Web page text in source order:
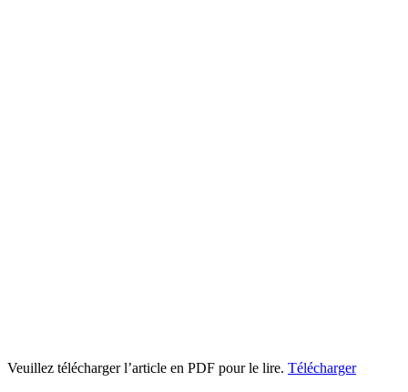
Veuillez télécharger l’article en PDF pour le lire. Télécharger